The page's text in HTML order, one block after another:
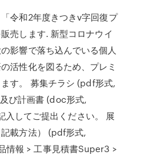
令和2年度きつきv字回復プ
売します. 新型コロナウイ
影響で落ち込んでいる個人
活性化を図るため、プレミ
す。 募集チラシ (pdf形式,
び計画書 (doc形式,
してご提出ください。 展
載方法） (pdf形式,
情報 > 工事見積書Super3 >